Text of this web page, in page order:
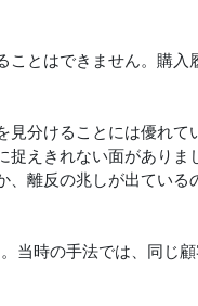
とはできません。購
分けることには優れて
えきれない面がありま
離反の兆しが出てい
当時の手法では、同じ